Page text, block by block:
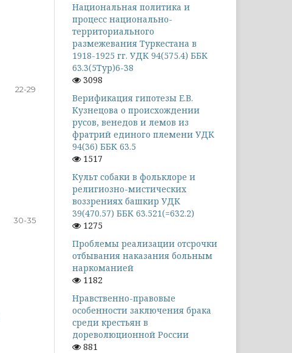
22-29
30-35
Национальная политика и
процесс национально-
территориального
размежевания Туркестана в
1918-1925 гг. УДК 94(575.4) ББК
63.3(5Тур)6-38
3098
Верификация гипотезы Е.В.
Кузнецова о происхождении
русов, венедов и лемов из
фратрий единого племени УДК
94(36) ББК 63.5
1517
Культ собаки в фольклоре и
религиозно-мистических
воззрениях башкир УДК
39(470.57) ББК 63.521(=632.2)
1275
Проблемы реализации отсрочки
отбывания наказания больным
наркоманией
1182
Нравственно-правовые
особенности заключения брака
среди крестьян в
дореволюционной России
881